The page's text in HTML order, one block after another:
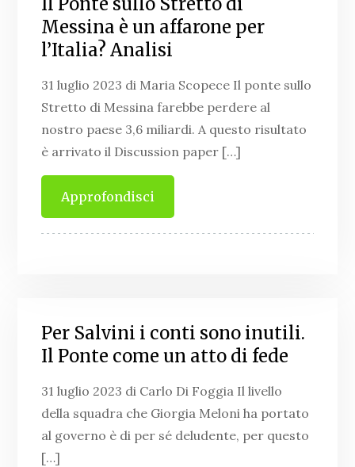
Messina è un affarone per
l’Italia? Analisi
31 luglio 2023 di Maria Scopece Il ponte sullo
Stretto di Messina farebbe perdere al
nostro paese 3,6 miliardi. A questo risultato
è arrivato il Discussion paper […]
Approfondisci
Per Salvini i conti sono inutili.
Il Ponte come un atto di fede
31 luglio 2023 di Carlo Di Foggia Il livello
della squadra che Giorgia Meloni ha portato
al governo è di per sé deludente, per questo
[…]